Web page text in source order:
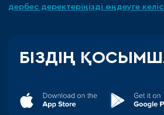
дербес деректеріңізді өңдеуге
БІЗДІҢ